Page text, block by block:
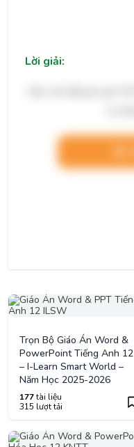
Lời giải:
Trọn Bộ Giáo Án Word &
PowerPoint Tiếng Anh 12
– I-Learn Smart World –
Năm Học 2025-2026
177tài liệu
315 lượt tải